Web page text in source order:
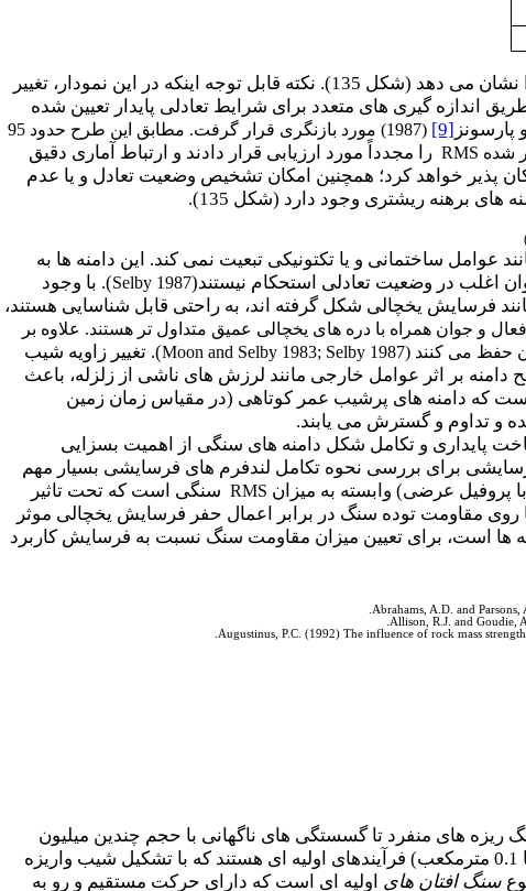
، مقادیر رتبه این فاکتور نسبت به زاویه شیب در دامنه های مختلف را نشان می دهد (شکل 135). نکته قابل توجه اینکه در این نمودار، تغییر
اندازه گیری های متعدد برای شرایط تعادلی پایدار تعیین شده
[9]
(1987) مورد بازنگری قرار گرفت. مطابق این طرح حدود 95
RMS را مجدداً مورد ارزیابی قرار دادند و ارتباط آماری دقیق
امکان پذیر خواهد کرد؛ همچنین امکان تشخیص وضعیت تعادل و یا عدم
برهنه ریشتری وجود دارد (شکل 135).
عوامل ساختمانی و یا تکتونیکی تبعیت نمی کند. این دامنه ها به
Selby 1987). با وجود
فرسایش یخچالی شکل گرفته اند، به راحتی قابل شناسایی هستند،
و جوان همراه با دره های یخچالی عمیق متداول تر هستند. علاوه بر
حفظ می کنند (Moon and Selby 1983; Selby 1987). تغییر زاویه شیب
بر اثر عوامل خارجی مانند لرزش های ناشی از زلزله، باعث
که دامنه های پرشیب عمر کوتاهی (در مقیاس زمان زمین
و تداوم و گسترش می یابند.
پایداری و تکامل شکل دامنه های سنگی از اهمیت بسزایی
برای بررسی نحوه تکامل لندفرم های فرسایشی بسیار مهم
پروفیل عرضی) وابسته به میزان RMS سنگی است که تحت تاثیر
مقاومت توده سنگ در برابر اعمال حفر فرسایش یخچالی موثر
ها است، برای تعیین میزان مقاومت سنگ نسبت به فرسایش کاربرد
Abrahams, A.D. and
Allison, R.J. and Goudie,
Augustinus, P.C. (1992) The influence of rock mass
ریزه های منفرد تا گسستگی های ناگهانی با حجم چندین میلیون
کوچک (حجم کمتر از 0.01 تا 0.1 مترمکعب) فرآیندهای اولیه ای هستند که با تشکیل شیب واریزه
سنگ افتان های اولیه ای است که دارای حرکت مستقیم و رو به